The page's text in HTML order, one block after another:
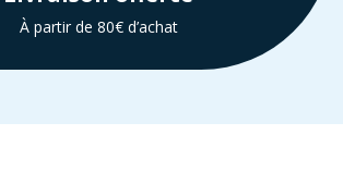
À partir de 80€ d’achat